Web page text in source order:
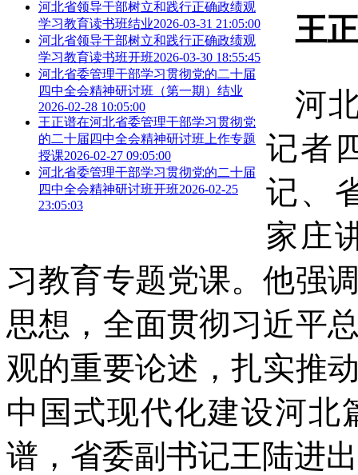
河北省领导干部树立和践行正确政绩观
学习教育读书班结业2026-03-31 21:05:00
河北省领导干部树立和践行正确政绩观
学习教育读书班开班2026-03-30 18:55:45
河北省委管理干部学习贯彻党的二十届
四中全会精神研讨班（第一期）结业
2026-02-28 10:05:00
王正谱在河北省委管理干部学习贯彻党
的二十届四中全会精神研讨班上作专题
授课2026-02-27 09:05:00
河北省委管理干部学习贯彻党的二十届
四中全会精神研讨班开班2026-02-25
23:05:03
王
河
记者
记、
家庄
习教育专题党课。他强
思想，全面贯彻习近平
观的重要论述，扎实推
中国式现代化建设河北
谱，省委副书记王陆进